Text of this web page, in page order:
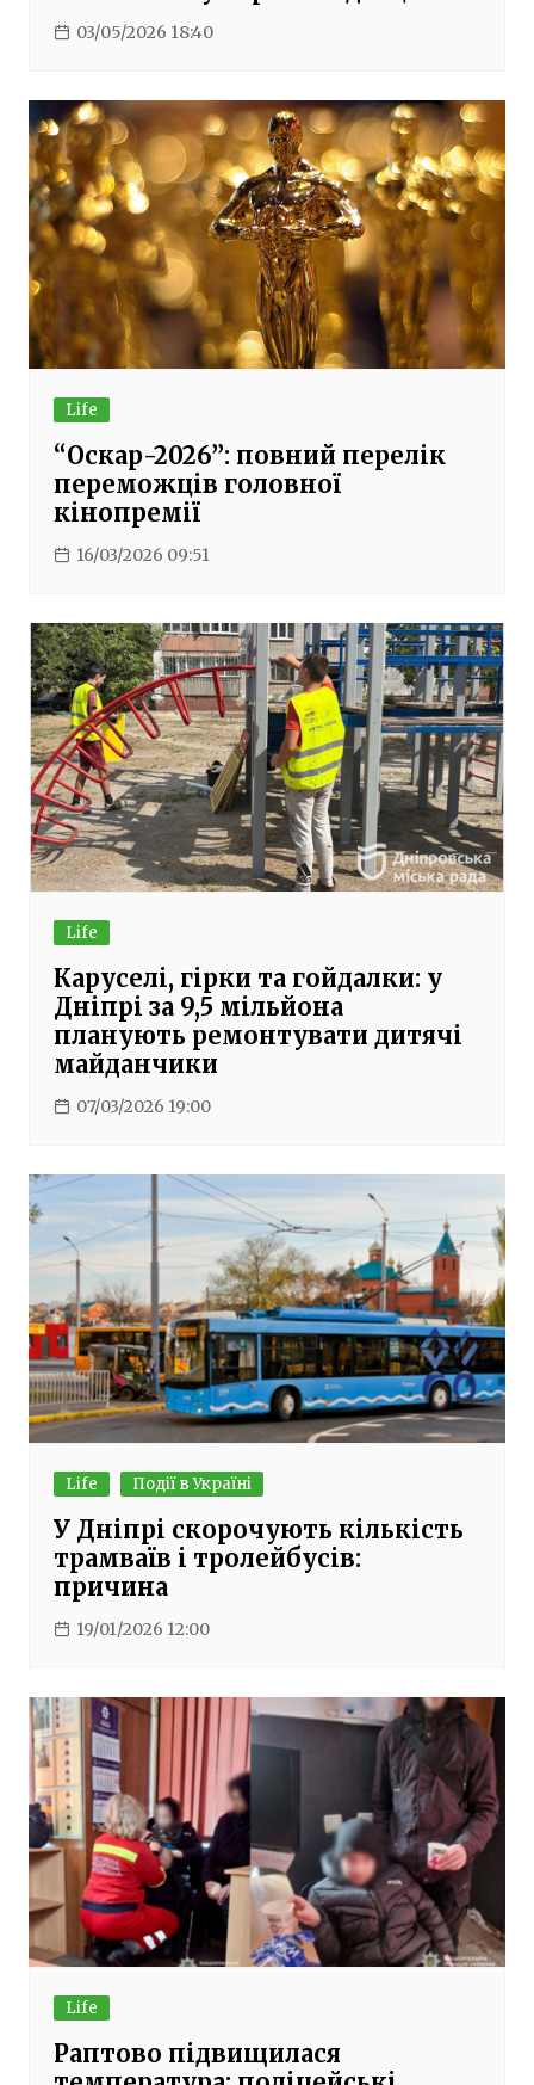
03/05/2026 18:40
Life
“Оскар-2026”: повний перелік
переможців головної
кінопремії
16/03/2026 09:51
Life
Каруселі, гірки та гойдалки: у
Дніпрі за 9,5 мільйона
планують ремонтувати дитячі
майданчики
07/03/2026 19:00
Life Події в Україні
У Дніпрі скорочують кількість
трамваїв і тролейбусів:
причина
19/01/2026 12:00
Life
Раптово підвищилася